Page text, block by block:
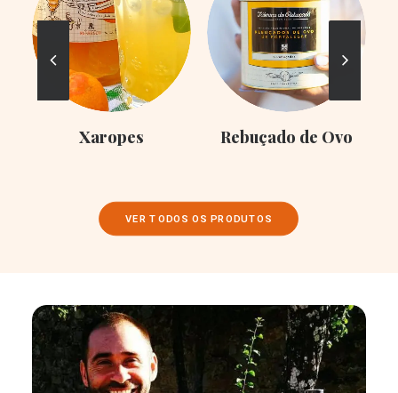
Xaropes Rebuçado de Ovo
VER TODOS OS PRODUTOS